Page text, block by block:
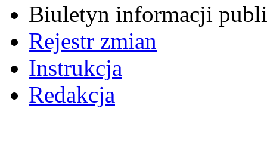
Biuletyn informacji
Rejestr zmian
Instrukcja
Redakcja